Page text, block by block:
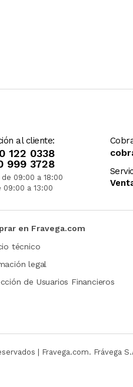
al cliente:
122 0338
999 3728
de 09:00 a 18:00
09:00 a 13:00
en Fravega.com
técnico
legal
de Usuarios Financieros
| Fravega.com. Frávega